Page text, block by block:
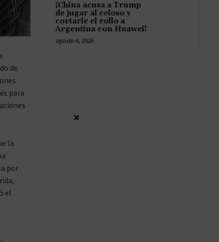
de
para
la
por
el
¡China acusa a Trump
de jugar al celoso y
cortarle el rollo a
Argentina con Huawei!
agosto 6, 2026
×